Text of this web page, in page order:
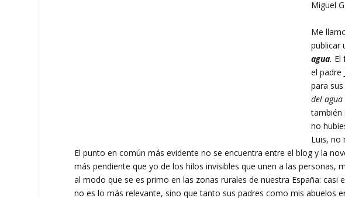
Miguel
Me
publicar
agua. El
el padre
para
del agua
también
no
Luis, no
El punto en común más evidente no se encuentra entre el blog y la
más pendiente que yo de los hilos invisibles que unen a las personas,
al modo que se es primo en las zonas rurales de nuestra España: casi
no es lo más relevante, sino que tanto sus padres como mis abuelos